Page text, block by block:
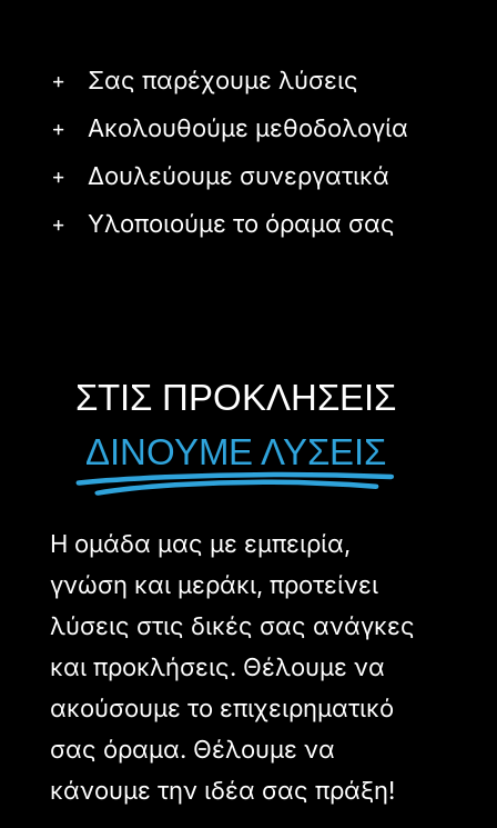
Σας παρέχουμε λύσεις
Ακολουθούμε μεθοδολογία
Δουλεύουμε συνεργατικά
Υλοποιούμε το όραμα σας
ΣΤΙΣ ΠΡΟΚΛΗΣΕΙΣ
ΔΙΝΟΥΜΕ ΛΥΣΕΙΣ
Η ομάδα μας με εμπειρία,
γνώση και μεράκι, προτείνει
λύσεις στις δικές σας ανάγκες
και προκλήσεις. Θέλουμε να
ακούσουμε το επιχειρηματικό
σας όραμα. Θέλουμε να
κάνουμε την ιδέα σας πράξη!